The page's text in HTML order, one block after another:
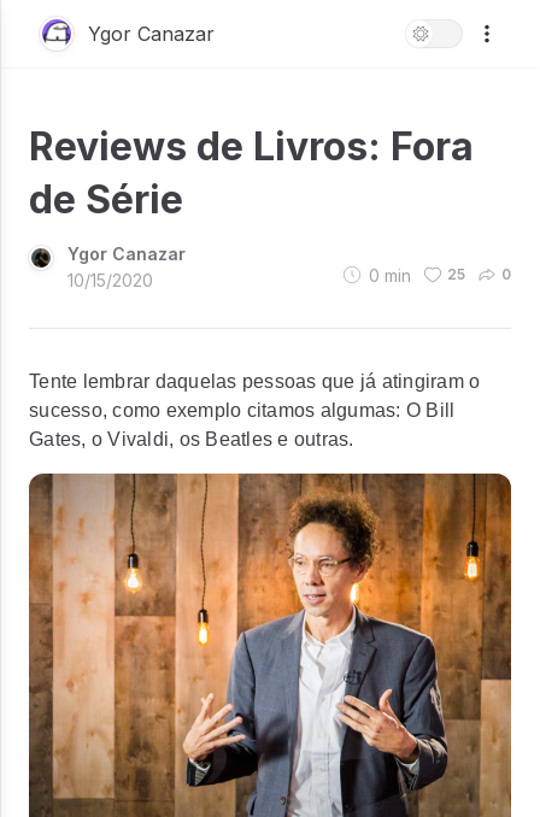
Ygor Canazar
Reviews de Livros: Fora
de Série
Ygor Canazar
10/15/2020
0 min 25 0
Tente lembrar daquelas pessoas que já atingiram o
sucesso, como exemplo citamos algumas: O Bill
Gates, o Vivaldi, os Beatles e outras.